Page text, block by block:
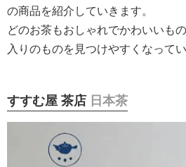
の商品を紹介していきます。
どのお茶もおしゃれでかわいいも
入りのものを見つけやすくなってい
すすむ屋 茶店 日本茶